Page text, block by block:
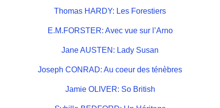
Thomas HARDY: Les Forestiers
E.M.FORSTER: Avec vue sur l’Arno
Jane AUSTEN: Lady Susan
Joseph CONRAD: Au coeur des ténèbres
Jamie OLIVER: So British